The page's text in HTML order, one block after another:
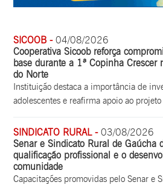
SICOOB -04/08/2026
Cooperativa Sicoob reforça
base durante a 1ª Copinha Crescer
do Norte
Instituição destaca a importância de
adolescentes e reafirma apoio ao
SINDICATO RURAL -03/08/2026
Senar e Sindicato Rural de Gaúcha
qualificação profissional e o
comunidade
Capacitações promovidas pelo Senar e